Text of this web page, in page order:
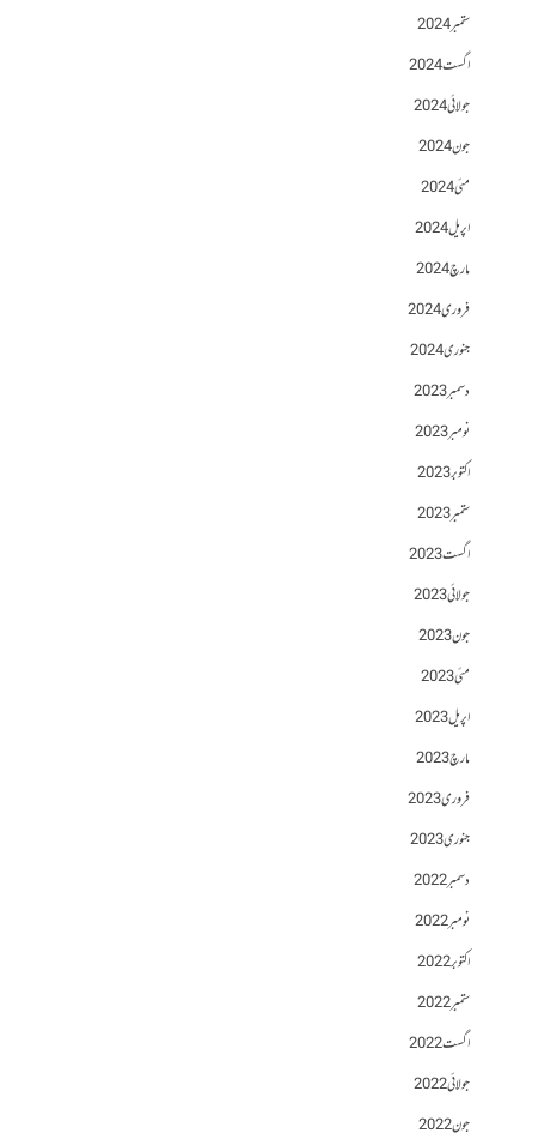
ستمبر 2024
اگست 2024
جولائی 2024
جون 2024
مئی 2024
اپریل 2024
مارچ 2024
فروری 2024
جنوری 2024
دسمبر 2023
نومبر 2023
اکتوبر 2023
ستمبر 2023
اگست 2023
جولائی 2023
جون 2023
مئی 2023
اپریل 2023
مارچ 2023
فروری 2023
جنوری 2023
دسمبر 2022
نومبر 2022
اکتوبر 2022
ستمبر 2022
اگست 2022
جولائی 2022
جون 2022